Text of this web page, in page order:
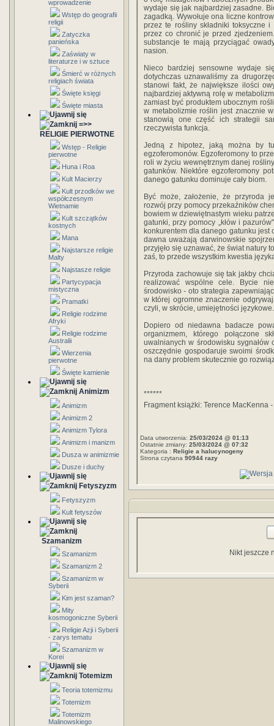
wprowadzenie
Wstęp do geografii
religii
Zatyczka
panieńska
Zaświaty w
literaturze i w sztuce
Śmierć w różnych
religiach świata
Święte księgi
Święte miasta
=>>
RELIGIE PIERWOTNE
Wstęp - Religie
pierwotne
Huna i Roa
Kult Macierzy
Kult przodków we
współczesnym
Wietnamie
Kult szczątków
kostnych
Mana
Najstarsze religie
Malty
Najstasze religie
Partycypacja
mistyczna
Pramatki
Religie rodzime
Afryki
Religie rodzime
Australii
Wierzenia
pierwotne
Święte kamienie
Animizm
Animizm
Animizm 2
Animizm Tylora
Animizm i manizm
Dusza w animizmie
Dusze i duchy
Fetyszyzm
Fetyszyzm
Kult fetyszów
Szamanizm
Szamanizm
Szamanizm 2
Szamanizm w
Syberii
Kim jest szaman?
Mity
kosmogoniczne Syberii
Religie Azji i Syberii
- zarys tematu
Szamanizm w
Korei
Totemizm
Teoria totemizmu
Totemizm
Totemizm
Malinowskiego
wydaje się jak najbardziej zasadne.
zagadką. Wywołuje ona liczne
przez te rośliny składniki toksyczne
przez co chronić je przed
substancje te mają przyciągać
nasion.
Nieco bardziej sensowne wydaje
dotychczas uznawaliśmy za
stanowi fakt, że największe ilości
najbardziej aktywną rolę w
zamiast być produktem ubocznym
w metabolizmie roślin jest znacznie
stanowią one część ich strategii
rzeczywista funkcja.
Jedną z hipotez, jaką można by
egzoferomonów. Egzoferomony to
roli w życiu wewnętrznym danej
gatunków. Niektóre egzoferomony
danego gatunku dominuje cały biom.
Być może, założenie, że przyroda
rozwój przy pomocy przekaźników
bowiem w dziewiętnastym wieku
gatunki, przy pomocy „kłów i
konkurentem dla danego gatunku jest
dawna uważają darwinowskie
przyjęło się uznawać, że świat natury
zaś, to przede wszystkim kwestia
Przyroda zachowuje się tak jakby
realizować wspólne cele. Bycie
środowisko - oto strategia
w której ogromne znaczenie
czyli, w skrócie, umiejętności językowe.
Dopiero od niedawna badacze
organizmem, którego połączone
uwalnianych w środowisku
oszczędnie gospodaruje swoimi
na dany problem skutecznie go
******
Fragment książki: Terence MacKenna -
Data utworzenia: 25/03/2024 @ 01:13
Ostatnie zmiany: 25/03/2024 @ 07:32
Kategoria : Religie a halucynogeny
Strona czytana 90944 razy
Nikt jeszcze